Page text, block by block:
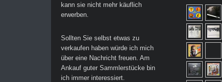
kann sie nicht mehr käuflich
erwerben.
Sollten Sie selbst etwas zu
verkaufen haben würde ich mich
über eine Nachricht freuen. Am
Ankauf guter Sammlerstücke bin
ich immer interessiert.